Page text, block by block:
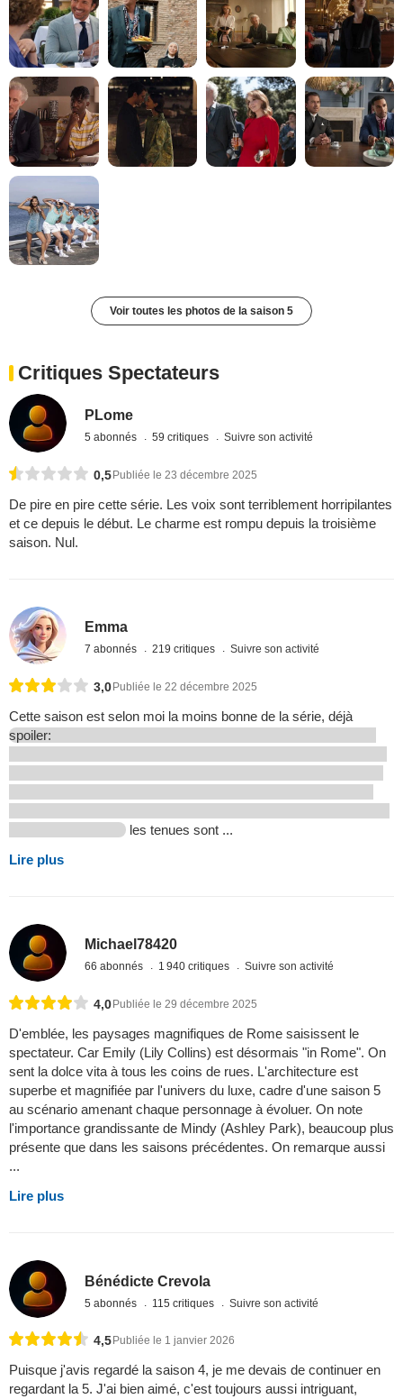
Voir toutes les photos de la saison 5
Critiques Spectateurs
PLome
5 abonnés 59 critiques Suivre son activité
0,5Publiée le 23 décembre 2025
De pire en pire cette série. Les voix sont terriblement horripilantes
et ce depuis le début. Le charme est rompu depuis la troisième
saison. Nul.
Emma
7 abonnés 219 critiques Suivre son activité
3,0Publiée le 22 décembre 2025
Cette saison est selon moi la moins bonne de la série, déjà
spoiler:
les tenues sont ...
Lire plus
Michael78420
66 abonnés 1 940 critiques Suivre son activité
4,0 Publiée le 29 décembre 2025
D'emblée, les paysages magnifiques de Rome saisissent le
spectateur. Car Emily (Lily Collins) est désormais "in Rome". On
sent la dolce vita à tous les coins de rues. L'architecture est
superbe et magnifiée par l'univers du luxe, cadre d'une saison 5
au scénario amenant chaque personnage à évoluer. On note
l'importance grandissante de Mindy (Ashley Park), beaucoup plus
présente que dans les saisons précédentes. On remarque aussi
...
Lire plus
Bénédicte Crevola
5 abonnés 115 critiques Suivre son activité
4,5 Publiée le 1 janvier 2026
Puisque j'avis regardé la saison 4, je me devais de continuer en
regardant la 5. J'ai bien aimé, c'est toujours aussi intriguant,